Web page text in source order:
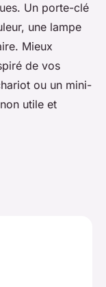
Un porte-clé
une lampe
Mieux
de vos
ou un mini-
utile et